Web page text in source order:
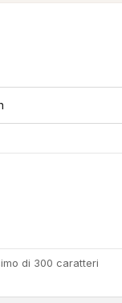
di 300 caratteri